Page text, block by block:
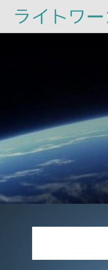
ライトワ